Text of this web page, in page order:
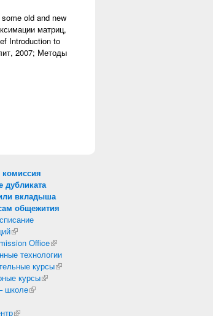
old and new
матриц,
Introduction to
2007; Методы
дубликата
вкладыша
общежития
(внешняя ссылка)
Office(внешняя ссылка)
технологии
курсы(внешняя ссылка)
курсы(внешняя ссылка)
школе(внешняя ссылка)
(внешняя ссылка)